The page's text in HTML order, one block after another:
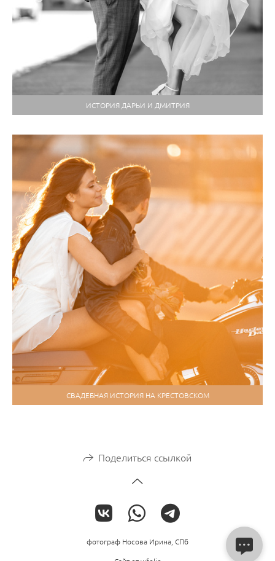
ИСТОРИЯ ДАРЬИ И ДМИТРИЯ
СВАДЕБНАЯ ИСТОРИЯ НА КРЕСТОВСКОМ
Поделиться ссылкой
фотограф Носова Ирина, СПб